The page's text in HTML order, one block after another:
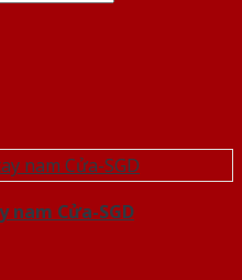
nam Cửa-SGD